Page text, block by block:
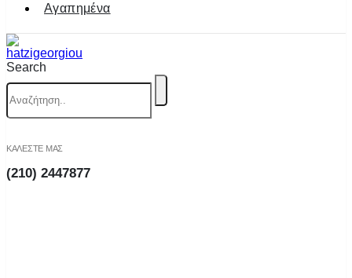
Αγαπημένα
Search
ΚΑΛΕΣΤΕ ΜΑΣ
(210) 2447877